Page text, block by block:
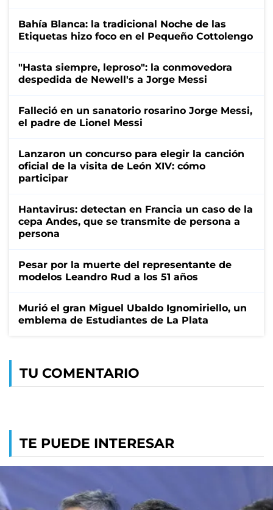
Bahía Blanca: la tradicional Noche de las
Etiquetas hizo foco en el Pequeño Cottolengo
"Hasta siempre, leproso": la conmovedora
despedida de Newell's a Jorge Messi
Falleció en un sanatorio rosarino Jorge Messi,
el padre de Lionel Messi
Lanzaron un concurso para elegir la canción
oficial de la visita de León XIV: cómo
participar
Hantavirus: detectan en Francia un caso de la
cepa Andes, que se transmite de persona a
persona
Pesar por la muerte del representante de
modelos Leandro Rud a los 51 años
Murió el gran Miguel Ubaldo Ignomiriello, un
emblema de Estudiantes de La Plata
TU COMENTARIO
TE PUEDE INTERESAR